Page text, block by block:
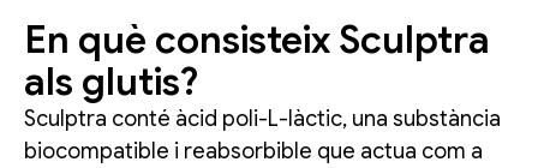
En què consisteix Sculptra
als glutis?
Sculptra conté àcid poli-L-làctic, una substància
biocompatible i reabsorbible que actua com a